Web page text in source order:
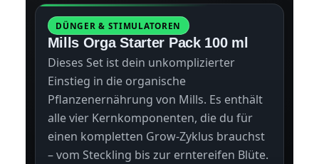
DÜNGER & STIMULATOREN
Mills Orga Starter Pack 100 ml
Dieses Set ist dein unkomplizierter
Einstieg in die organische
Pflanzenernährung von Mills. Es enthält
alle vier Kernkomponenten, die du für
einen kompletten Grow-Zyklus brauchst
– vom Steckling bis zur erntereifen Blüte.